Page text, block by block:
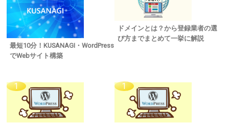
最短10分！KUSANAGI・WordPress
でWebサイト構築
ドメインとは？から登録業者の選
び方までまとめて一挙に解説